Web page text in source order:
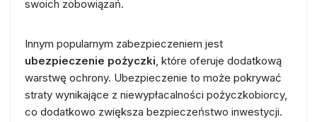
swoich zobowiązań.
Innym popularnym zabezpieczeniem jest
ubezpieczenie pożyczki, które oferuje dodatkową
warstwę ochrony. Ubezpieczenie to może pokrywać
straty wynikające z niewypłacalności pożyczkobiorcy,
co dodatkowo zwiększa bezpieczeństwo inwestycji.